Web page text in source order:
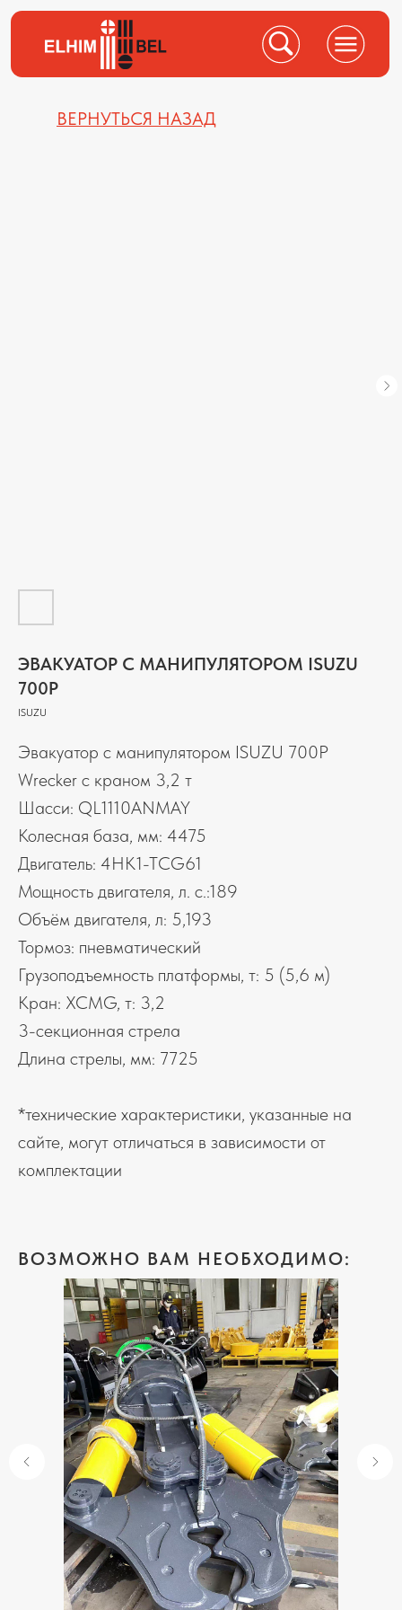
ЭВАКУАТОР С МАНИПУЛЯТОРОМ ISUZU
700P
ISUZU
Эвакуатор с манипулятором ISUZU 700P
Wrecker с краном 3,2 т
Шасси: QL1110ANMAY
Колесная база, мм: 4475
Двигатель: 4HK1-TCG61
Мощность двигателя, л. с.:189
Объём двигателя, л: 5,193
Тормоз: пневматический
Грузоподъемность платформы, т: 5 (5,6 м)
Кран: XCMG, т: 3,2
3-секционная стрела
Длина стрелы, мм: 7725
*технические характеристики, указанные на
сайте, могут отличаться в зависимости от
комплектации
ВОЗМОЖНО ВАМ НЕОБХОДИМО:
КОНТАКТЫ КОМПАНИИ
ЭЛХИМ БЕЛ